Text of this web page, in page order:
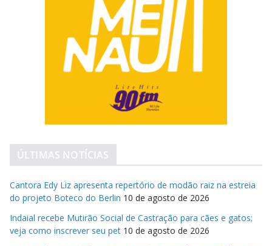
ÚLTIMAS NOTÍCIAS
Cantora Edy Liz apresenta repertório de modão raiz na estreia
do projeto Boteco do Berlin 10 de agosto de 2026
Indaial recebe Mutirão Social de Castração para cães e gatos;
veja como inscrever seu pet 10 de agosto de 2026